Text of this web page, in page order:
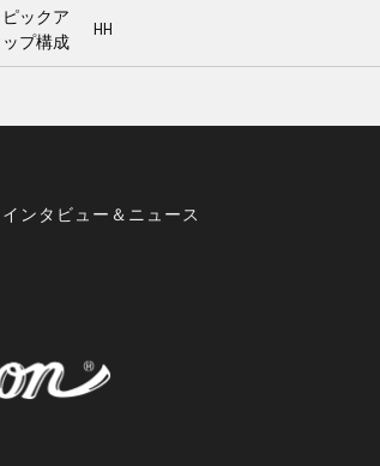
ピックア
ップ構成
HH
インタビュー＆ニュース